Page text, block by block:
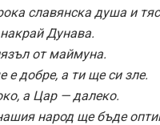
славянска душа и
Дунава.
от маймуна.
е добре, а ти ще си зле.
а Цар — далеко.
народ ще бъде